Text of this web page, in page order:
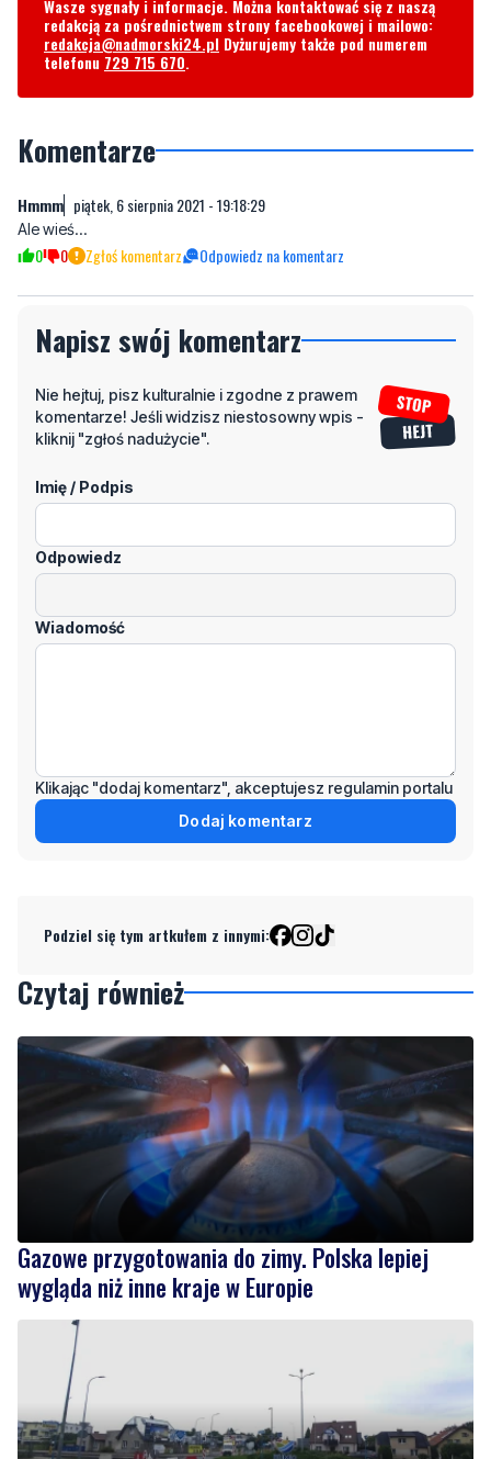
Wasze sygnały i informacje. Można kontaktować się z naszą
redakcją za pośrednictwem strony facebookowej i mailowo:
redakcja@nadmorski24.pl Dyżurujemy także pod numerem
telefonu 729 715 670.
Komentarze
Hmmm piątek, 6 sierpnia 2021 - 19:18:29
Ale wieś...
0 0 Zgłoś komentarz Odpowiedz na komentarz
Napisz swój komentarz
Nie hejtuj, pisz kulturalnie i zgodne z prawem
komentarze! Jeśli widzisz niestosowny wpis -
kliknij "zgłoś nadużycie".
Imię / Podpis
Odpowiedz
Wiadomość
Klikając "dodaj komentarz", akceptujesz regulamin portalu
Dodaj komentarz
Podziel się tym artkułem z innymi:
Czytaj również
Gazowe przygotowania do zimy. Polska lepiej
wygląda niż inne kraje w Europie